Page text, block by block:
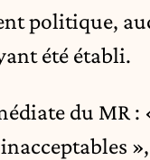
politique,
été établi.
du MR :